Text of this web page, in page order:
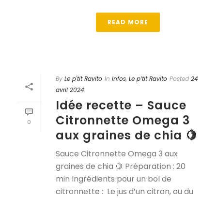
READ MORE
0
By Le p'tit Ravito In Infos, Le p’tit Ravito Posted 24
avril 2024
Idée recette – Sauce
Citronnette Omega 3
aux graines de chia 🍋
Sauce Citronnette Omega 3 aux
graines de chia 🍋 Préparation : 20
min Ingrédients pour un bol de
citronnette : Le jus d’un citron, ou du